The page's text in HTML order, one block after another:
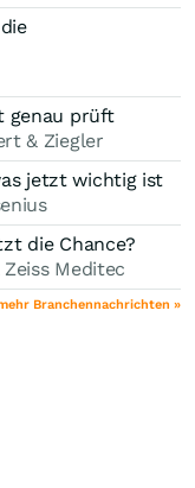
genau prüft
& Ziegler
jetzt wichtig ist
die Chance?
Zeiss Meditec
Branchennachrichten »